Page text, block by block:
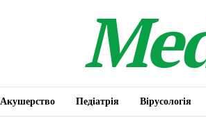
Акушерство Педіатрія Вірусологія